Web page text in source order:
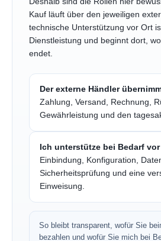
Kauf läuft über den jeweiligen
technische Unterstützung vor Ort
Dienstleistung und beginnt dort,
endet.
Der externe Händler
Zahlung, Versand, Rechnung,
Gewährleistung und den
Ich unterstütze bei Bedarf
Einbindung, Konfiguration,
Sicherheitsprüfung und eine
Einweisung.
So bleibt transparent, wofür Sie
bezahlen und wofür Sie mich bei